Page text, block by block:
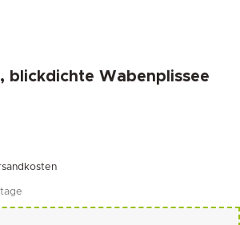
blickdichte Wabenplissee